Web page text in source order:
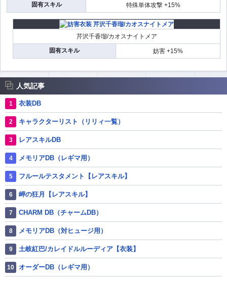
固有スキル
特殊単体攻撃 +15%
芹沢千香瑠/カオスナイトメア
固有スキル
妨害 +15%
人気記事
衣装DB
キャラクターリスト（リリィ一覧）
レアスキルDB
メモリアDB（レギマ用）
フルールテスタメント【レアスキル】
岬の狂月【レアスキル】
CHARM DB（チャームDB）
メモリアDB（対ヒュージ用）
土岐紅巴/カレイドルルーディア【衣装】
オーダーDB（レギマ用）